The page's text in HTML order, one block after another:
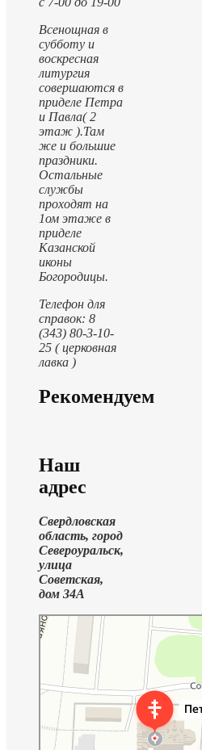
Всенощная в
субботу и
воскресная
литургия
совершаются в
приделе Петра
и Павла( 2
этаж ).Там
же и большие
праздники.
Остальные
службы
проходят на
1ом этаже в
приделе
Казанской
иконы
Богородицы.
Телефон для
справок: 8
(343) 80-3-10-
25 ( церковная
лавка )
Рекомендуем
Наш
адрес
Свердловская
область, город
Североуральск,
улица
Советская,
дом 34А